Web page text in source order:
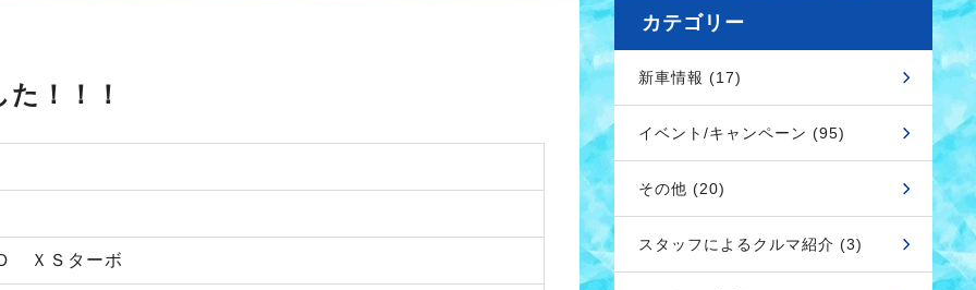
！！！
ＸＳターボ
カテゴリー
新車情報 (17)
イベント/キャンペーン (95)
その他 (20)
スタッフによるクルマ紹介 (3)